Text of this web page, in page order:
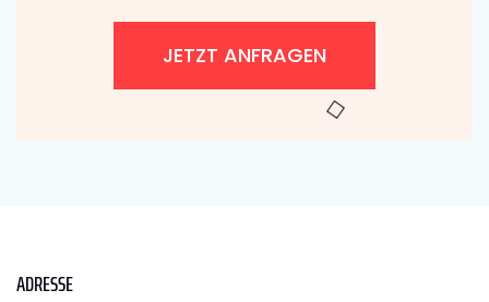
JETZT ANFRAGEN
ADRESSE